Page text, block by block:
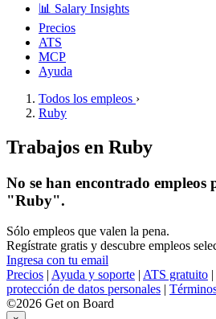
📊 Salary Insights
Precios
ATS
MCP
Ayuda
Todos los empleos ›
Ruby
Trabajos en Ruby
No se han encontrado empleos
"Ruby".
Sólo empleos que valen la pena.
Regístrate gratis y descubre empleos
Ingresa con tu email
Precios | Ayuda y soporte | ATS gratuito |
protección de datos personales |
©2026 Get on Board